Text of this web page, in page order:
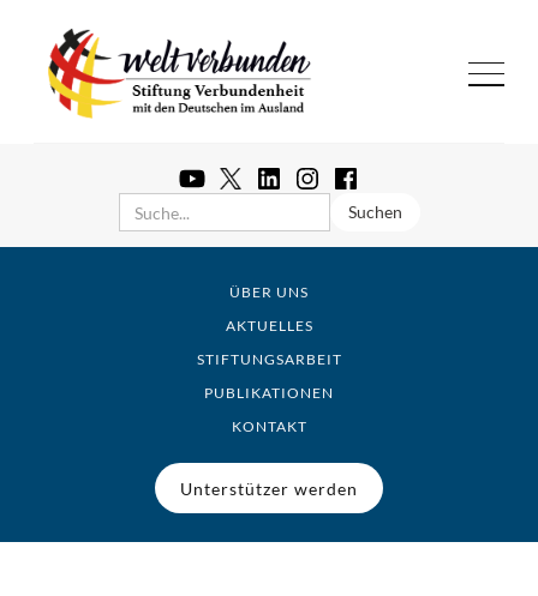
ÜBER UNS
AKTUELLES
STIFTUNGSARBEIT
PUBLIKATIONEN
KONTAKT
Unterstützer werden